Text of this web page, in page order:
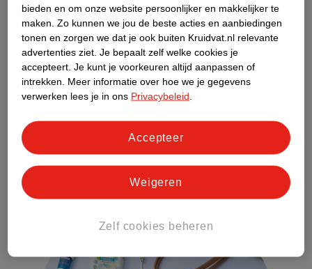
Elektronica
Vergeet deze items niet op je weekend weg:
Telefoon
E-reader
Alle opladers
Powerbank
stopcontacten
bieden en om onze website persoonlijker en makkelijker te
maken. Zo kunnen we jou de beste acties en aanbiedingen
tonen en zorgen we dat je ook buiten Kruidvat.nl relevante
advertenties ziet. Je bepaalt zelf welke cookies je
accepteert. Je kunt je voorkeuren altijd aanpassen of
intrekken.
Meer informatie over hoe we je gegevens
verwerken lees je in ons Privacybeleid
Zelf cookies beheren
Weigeren
Accepteer